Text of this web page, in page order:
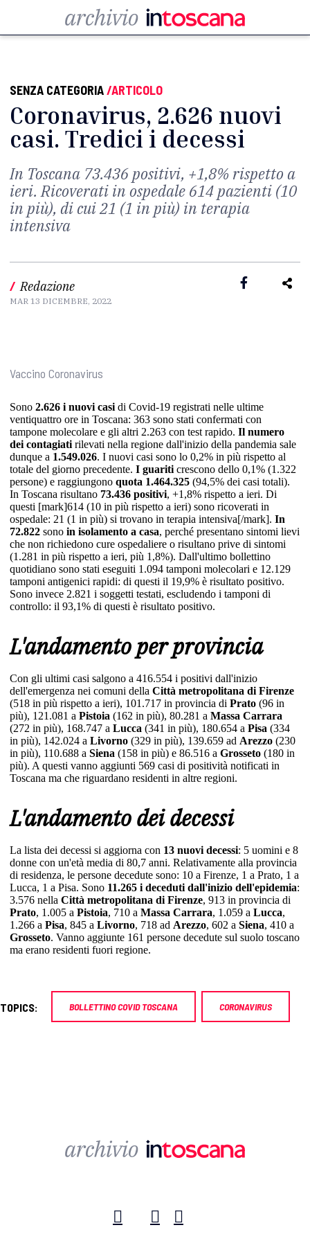
SENZA CATEGORIA/ARTICOLO
Coronavirus, 2.626 nuovi
casi. Tredici i decessi
In Toscana 73.436 positivi, +1,8% rispetto a
ieri. Ricoverati in ospedale 614 pazienti (10
in più), di cui 21 (1 in più) in terapia
intensiva
/ Redazione
MAR 13 DICEMBRE, 2022
Vaccino Coronavirus
Sono 2.626 i nuovi casi di Covid-19 registrati nelle ultime
ventiquattro ore in Toscana: 363 sono stati confermati con
tampone molecolare e gli altri 2.263 con test rapido. Il numero
dei contagiati rilevati nella regione dall'inizio della pandemia sale
dunque a 1.549.026. I nuovi casi sono lo 0,2% in più rispetto al
totale del giorno precedente. I guariti crescono dello 0,1% (1.322
persone) e raggiungono quota 1.464.325 (94,5% dei casi totali).
In Toscana risultano 73.436 positivi, +1,8% rispetto a ieri. Di
questi [mark]614 (10 in più rispetto a ieri) sono ricoverati in
ospedale: 21 (1 in più) si trovano in terapia intensiva[/mark]. In
72.822 sono in isolamento a casa, perché presentano sintomi lievi
che non richiedono cure ospedaliere o risultano prive di sintomi
(1.281 in più rispetto a ieri, più 1,8%). Dall'ultimo bollettino
quotidiano sono stati eseguiti 1.094 tamponi molecolari e 12.129
tamponi antigenici rapidi: di questi il 19,9% è risultato positivo.
Sono invece 2.821 i soggetti testati, escludendo i tamponi di
controllo: il 93,1% di questi è risultato positivo.
L'andamento per provincia
Con gli ultimi casi salgono a 416.554 i positivi dall'inizio
dell'emergenza nei comuni della Città metropolitana di Firenze
(518 in più rispetto a ieri), 101.717 in provincia di Prato (96 in
più), 121.081 a Pistoia (162 in più), 80.281 a Massa Carrara
(272 in più), 168.747 a Lucca (341 in più), 180.654 a Pisa (334
in più), 142.024 a Livorno (329 in più), 139.659 ad Arezzo (230
in più), 110.688 a Siena (158 in più) e 86.516 a Grosseto (180 in
più). A questi vanno aggiunti 569 casi di positività notificati in
Toscana ma che riguardano residenti in altre regioni.
L'andamento dei decessi
La lista dei decessi si aggiorna con 13 nuovi decessi: 5 uomini e 8
donne con un'età media di 80,7 anni. Relativamente alla provincia
di residenza, le persone decedute sono: 10 a Firenze, 1 a Prato, 1 a
Lucca, 1 a Pisa. Sono 11.265 i deceduti dall'inizio dell'epidemia:
3.576 nella Città metropolitana di Firenze, 913 in provincia di
Prato, 1.005 a Pistoia, 710 a Massa Carrara, 1.059 a Lucca,
1.266 a Pisa, 845 a Livorno, 718 ad Arezzo, 602 a Siena, 410 a
Grosseto. Vanno aggiunte 161 persone decedute sul suolo toscano
ma erano residenti fuori regione.
TOPICS: BOLLETTINO COVID TOSCANA CORONAVIRUS